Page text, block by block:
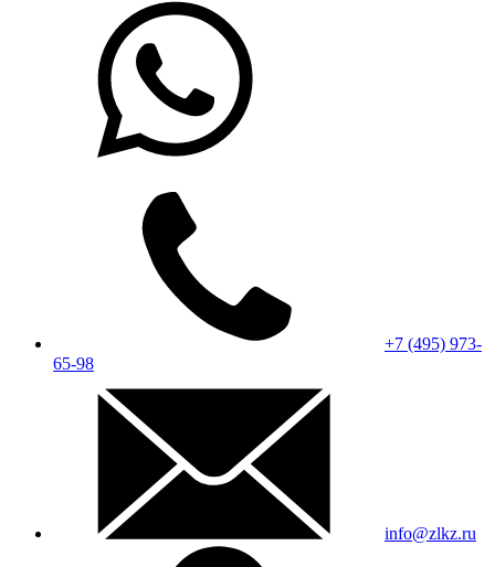
+7 (495) 973-
65-98
info@zlkz.ru